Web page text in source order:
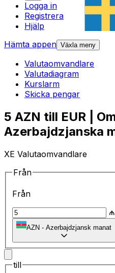
Logga in
Registrera
Hjälp
Hämta appen Växla meny
Valutaomvandlare
Valutadiagram
Kurslarm
Skicka pengar
5 AZN till EUR |
Azerbajdzjanska
XE Valutaomvandlare
Från
Från
₼
AZN - Azerbajdzjansk manat
till